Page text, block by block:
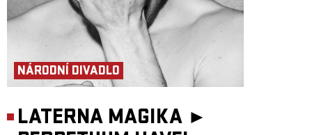
NÁRODNÍ DIVADLO
LATERNA MAGIKA ►